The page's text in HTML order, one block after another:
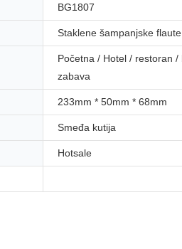
BG1807
Staklene šampanjske flaute
Početna / Hotel / restoran /
zabava
233mm * 50mm * 68mm
Smeđa kutija
Hotsale